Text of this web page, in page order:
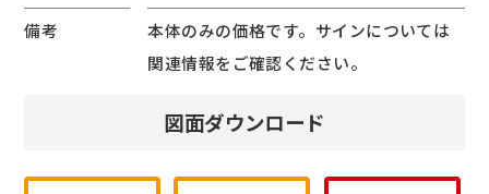
備考
本体のみの価格です。サインについては
関連情報をご確認ください。
図面ダウンロード